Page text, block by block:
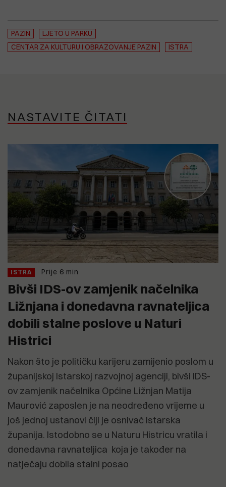
PAZIN
LJETO U PARKU
CENTAR ZA KULTURU I OBRAZOVANJE PAZIN
ISTRA
NASTAVITE ČITATI
ISTRA Prije 6 min
Bivši IDS-ov zamjenik načelnika
Ližnjana i donedavna ravnateljica
dobili stalne poslove u Naturi
Histrici
Nakon što je političku karijeru zamijenio poslom u
županijskoj Istarskoj razvojnoj agenciji, bivši IDS-
ov zamjenik načelnika Općine Ližnjan Matija
Maurović zaposlen je na neodređeno vrijeme u
još jednoj ustanovi čiji je osnivač Istarska
županija. Istodobno se u Naturu Histricu vratila i
donedavna ravnateljica koja je također na
natječaju dobila stalni posao